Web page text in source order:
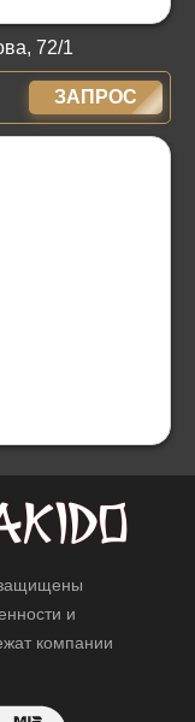
72/1
ЗАПРОС
и
компании